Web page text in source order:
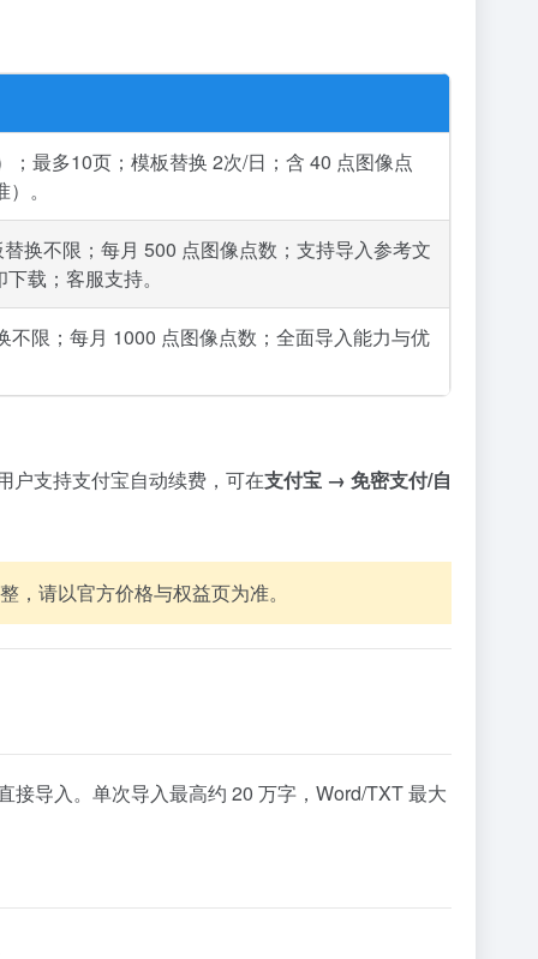
最多10页；模板替换 2次/日；含 40 点图像点
。
换不限；每月 500 点图像点数；支持导入参考文
载；客服支持。
不限；每月 1000 点图像点数；全面导入能力与优
户支持支付宝自动续费，可在支付宝 → 免密支付/自
请以官方价格与权益页为准。
导入。单次导入最高约 20 万字，Word/TXT 最大